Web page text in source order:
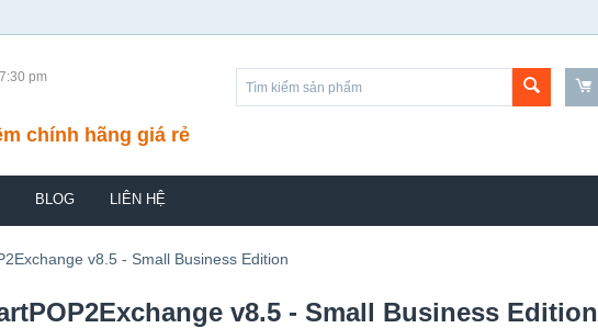
pm
chính hãng giá rẻ
BLOG LIÊN HỆ
v8.5 - Small Business Edition
v8.5 - Small Business Edition